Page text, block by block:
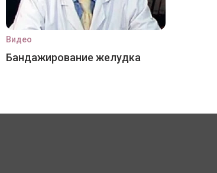
Видео
Бандажирование желудка